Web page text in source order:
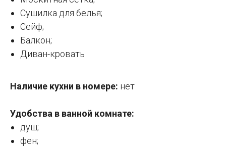
Сушилка для белья;
Сейф;
Балкон;
Диван-кровать
Наличие кухни в номере: нет
Удобства в ванной комнате:
душ;
фен;